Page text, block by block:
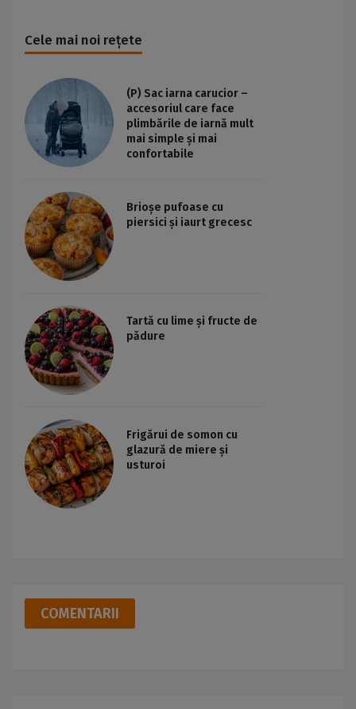
Cele mai noi rețete
(P) Sac iarna carucior –
accesoriul care face
plimbările de iarnă mult
mai simple și mai
confortabile
Brioșe pufoase cu
piersici și iaurt grecesc
Tartă cu lime și fructe de
pădure
Frigărui de somon cu
glazură de miere și
usturoi
COMENTARII